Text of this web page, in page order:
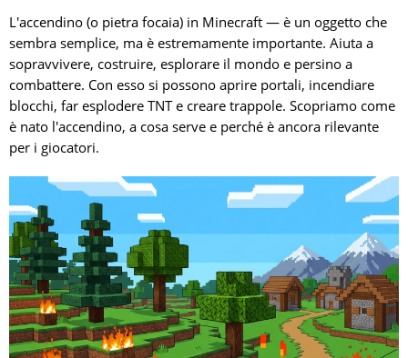
L'accendino (o pietra focaia) in Minecraft — è un oggetto che
sembra semplice, ma è estremamente importante. Aiuta a
sopravvivere, costruire, esplorare il mondo e persino a
combattere. Con esso si possono aprire portali, incendiare
blocchi, far esplodere TNT e creare trappole. Scopriamo come
è nato l'accendino, a cosa serve e perché è ancora rilevante
per i giocatori.